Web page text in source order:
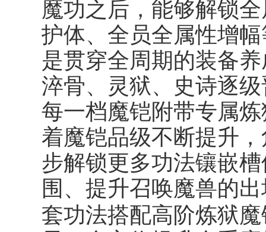
魔功之后，能够解锁
护体、全员全属性增
是贯穿全周期的装备
淬骨、灵狱、史诗逐
每一档魔铠附带专属
着魔铠品级不断提升
步解锁更多功法镶嵌
围、提升召唤魔兽的
套功法搭配高阶炼狱